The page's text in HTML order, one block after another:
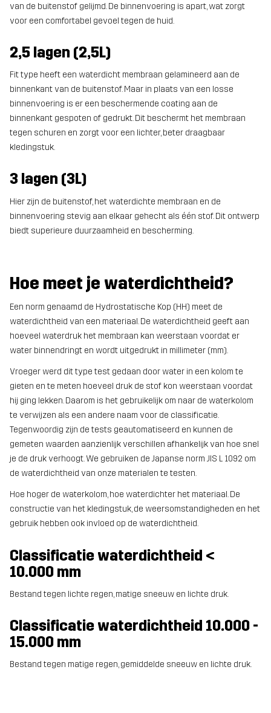
van de buitenstof gelijmd. De binnenvoering is apart, wat zorgt
voor een comfortabel gevoel tegen de huid.
2,5 lagen (2,5L)
Fit type heeft een waterdicht membraan gelamineerd aan de
binnenkant van de buitenstof. Maar in plaats van een losse
binnenvoering is er een beschermende coating aan de
binnenkant gespoten of gedrukt. Dit beschermt het membraan
tegen schuren en zorgt voor een lichter, beter draagbaar
kledingstuk.
3 lagen (3L)
Hier zijn de buitenstof, het waterdichte membraan en de
binnenvoering stevig aan elkaar gehecht als één stof. Dit ontwerp
biedt superieure duurzaamheid en bescherming.
Hoe meet je waterdichtheid?
Een norm genaamd de Hydrostatische Kop (HH) meet de
waterdichtheid van een materiaal. De waterdichtheid geeft aan
hoeveel waterdruk het membraan kan weerstaan voordat er
water binnendringt en wordt uitgedrukt in millimeter (mm).
Vroeger werd dit type test gedaan door water in een kolom te
gieten en te meten hoeveel druk de stof kon weerstaan voordat
hij ging lekken. Daarom is het gebruikelijk om naar de waterkolom
te verwijzen als een andere naam voor de classificatie.
Tegenwoordig zijn de tests geautomatiseerd en kunnen de
gemeten waarden aanzienlijk verschillen afhankelijk van hoe snel
je de druk verhoogt. We gebruiken de Japanse norm JIS L 1092 om
de waterdichtheid van onze materialen te testen.
Hoe hoger de waterkolom, hoe waterdichter het materiaal. De
constructie van het kledingstuk, de weersomstandigheden en het
gebruik hebben ook invloed op de waterdichtheid.
Classificatie waterdichtheid <
10.000 mm
Bestand tegen lichte regen, matige sneeuw en lichte druk.
Classificatie waterdichtheid 10.000 -
15.000 mm
Bestand tegen matige regen, gemiddelde sneeuw en lichte druk.